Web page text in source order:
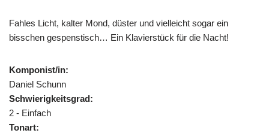
Fahles Licht, kalter Mond, düster und vielleicht sogar ein
bisschen gespenstisch… Ein Klavierstück für die Nacht!
Komponist/in:
Daniel Schunn
Schwierigkeitsgrad:
2 - Einfach
Tonart: